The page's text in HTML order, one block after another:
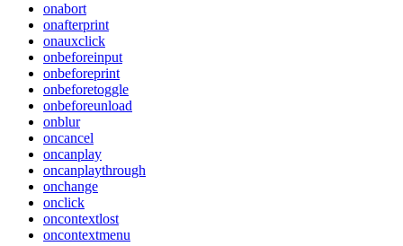
onabort
onafterprint
onauxclick
onbeforeinput
onbeforeprint
onbeforetoggle
onbeforeunload
onblur
oncancel
oncanplay
oncanplaythrough
onchange
onclick
oncontextlost
oncontextmenu